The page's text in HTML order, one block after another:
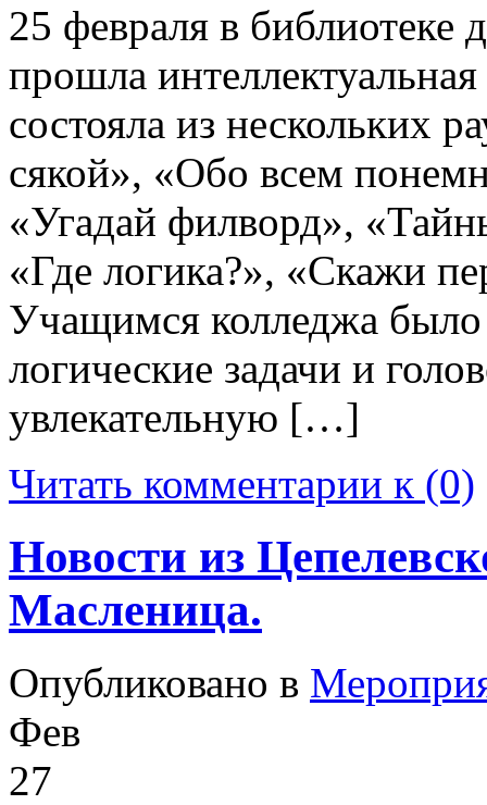
25 февраля в
прошла
состояла из нескольких
сякой», «Обо всем
«Угадай филворд»,
«Где логика?», «Скажи
Учащимся колледжа
логические задачи и
увлекательную […]
Читать комментарии к (0)
Новости из
Масленица.
Опубликовано в
Фев
27